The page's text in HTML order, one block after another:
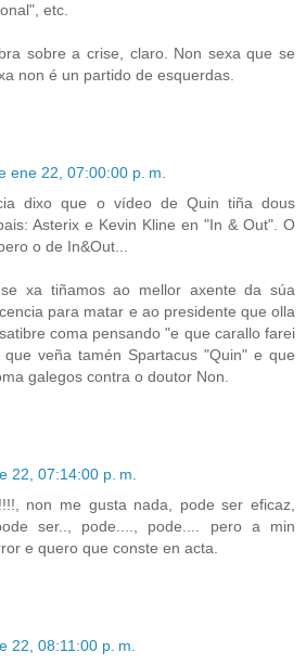
etc.
sobre a crise, claro. Non sexa que se
non é un partido de esquerdas.
ene 22, 07:00:00 p. m.
dixo que o vídeo de Quin tiña dous
Asterix e Kevin Kline en "In & Out". O
o de In&Out...
xa tiñamos ao mellor axente da súa
para matar e ao presidente que olla
coma pensando "e que carallo farei
veña tamén Spartacus "Quin" e que
galegos contra o doutor Non.
22, 07:14:00 p. m.
non me gusta nada, pode ser eficaz,
ser.., pode...., pode.... pero a min
e quero que conste en acta.
22, 08:11:00 p. m.